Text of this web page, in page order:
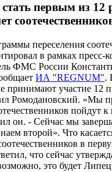
первым из 12
переселения
в рамках пресс-
ФМС России
ИА "REGNUM".
принимают участие 12
Ромодановский. «Мы
пойдут к
он. - Сейчас мы
второй». Что
в
что сейчас
это будет